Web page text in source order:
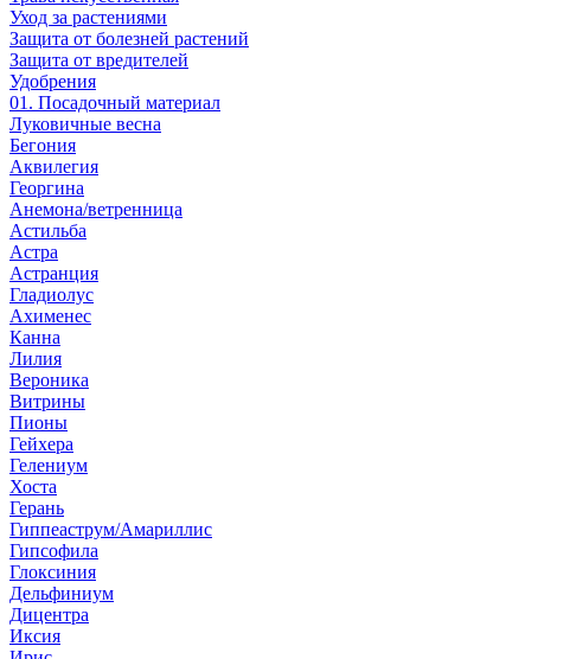
Уход за растениями
Защита от болезней растений
Защита от вредителей
Удобрения
01. Посадочный материал
Луковичные весна
Бегония
Аквилегия
Георгина
Анемона/ветренница
Астильба
Астра
Астранция
Гладиолус
Ахименес
Канна
Лилия
Вероника
Витрины
Пионы
Гейхера
Гелениум
Хоста
Герань
Гиппеаструм/Амариллис
Гипсофила
Глоксиния
Дельфиниум
Дицентра
Иксия